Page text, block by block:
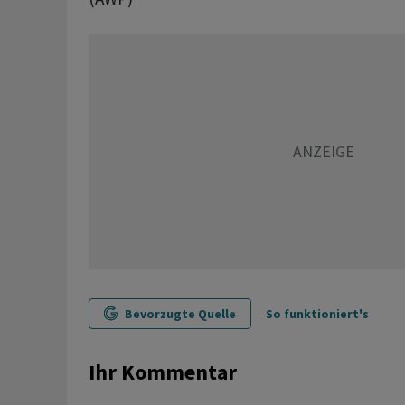
Bevorzugte Quelle So funktioniert's
Ihr Kommentar